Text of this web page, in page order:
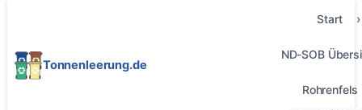
Tonnenleerung.de
Start
ND-SOB
Rohrenfels